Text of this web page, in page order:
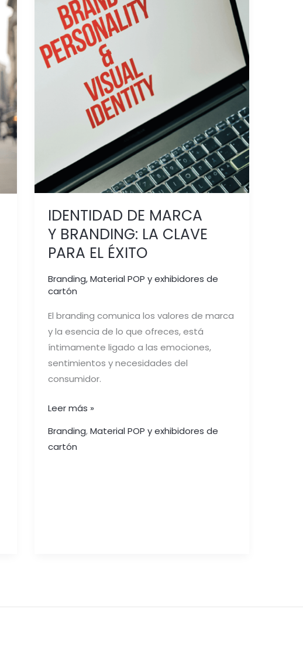
IDENTIDAD DE MARCA
Y BRANDING: LA CLAVE
PARA EL ÉXITO
Branding,Material POP y exhibidores de
cartón
El branding comunica los valores de marca
y la esencia de lo que ofreces, está
íntimamente ligado a las emociones,
sentimientos y necesidades del
consumidor.
MARCA
Y BRANDING:
LA
Leer más »
Branding,Material POP y exhibidores de
cartón